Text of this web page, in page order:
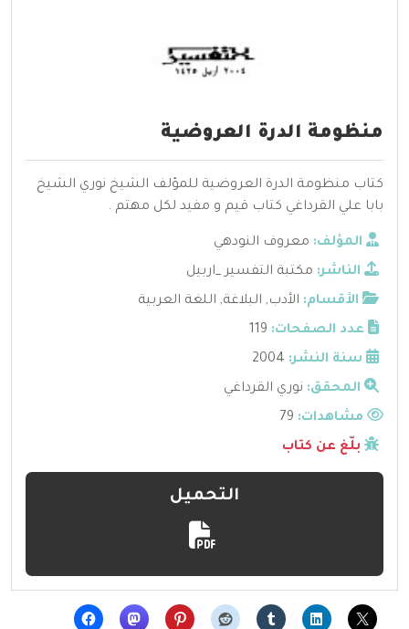
منظومة الدرة العروضية
كتاب منظومة الدرة العروضية للمؤلف الشيخ نوري الشيخ
بابا علي القرداغي كتاب قيم و مفيد لكل مهتم .
المؤلف: معروف النودهي
الناشر: مكتبة التفسير _اربيل
الأقسام: الأدب, البلاغة, اللغة العربية
عدد الصفحات: 119
سنة النشر: 2004
المحقق: نوري القرداغي
مشاهدات:
بلّغ عن كتاب
التحميل